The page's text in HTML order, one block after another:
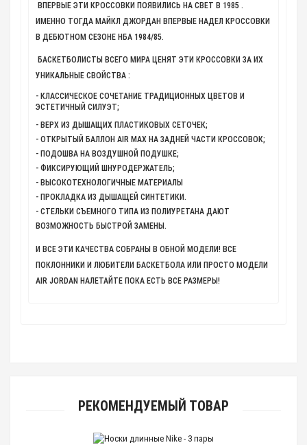
ВПЕРВЫЕ ЭТИ КРОССОВКИ ПОЯВИЛИСЬ НА СВЕТ В 1985 .
ИМЕННО ТОГДА МАЙКЛ ДЖОРДАН ВПЕРВЫЕ НАДЕЛ КРОССОВКИ
В ДЕБЮТНОМ СЕЗОНЕ НБА 1984/85.
БАСКЕТБОЛИСТЫ ВСЕГО МИРА ЦЕНЯТ ЭТИ КРОССОВКИ ЗА ИХ
УНИКАЛЬНЫЕ СВОЙСТВА :
- КЛАССИЧЕСКОЕ СОЧЕТАНИЕ ТРАДИЦИОННЫХ ЦВЕТОВ И
ЭСТЕТИЧНЫЙ СИЛУЭТ;
- ВЕРХ ИЗ ДЫШАЩИХ ПЛАСТИКОВЫХ СЕТОЧЕК;
- ОТКРЫТЫЙ БАЛЛОН AIR MAX НА ЗАДНЕЙ ЧАСТИ КРОССОВОК;
- ПОДОШВА НА ВОЗДУШНОЙ ПОДУШКЕ;
- ФИКСИРУЮЩИЙ ШНУРОДЕРЖАТЕЛЬ;
- ВЫСОКОТЕХНОЛОГИЧНЫЕ МАТЕРИАЛЫ
- ПРОКЛАДКА ИЗ ДЫШАЩЕЙ СИНТЕТИКИ.
- СТЕЛЬКИ СЪЕМНОГО ТИПА ИЗ ПОЛИУРЕТАНА ДАЮТ
ВОЗМОЖНОСТЬ БЫСТРОЙ ЗАМЕНЫ.
И ВСЕ ЭТИ КАЧЕСТВА СОБРАНЫ В ОБНОЙ МОДЕЛИ! ВСЕ
ПОКЛОННИКИ И ЛЮБИТЕЛИ БАСКЕТБОЛА ИЛИ ПРОСТО МОДЕЛИ
AIR JORDAN НАЛЕТАЙТЕ ПОКА ЕСТЬ ВСЕ РАЗМЕРЫ!
РЕКОМЕНДУЕМЫЙ ТОВАР